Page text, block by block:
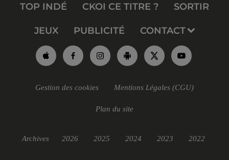
TOP INDÉ CKOI CE TITRE ? SORTIR
JEUX PUBLICITÉ CONTACT
Gestion des cookies Mentions Légales (CGU)
Plan du site
Archives 2026 2025 2024 2023 2022